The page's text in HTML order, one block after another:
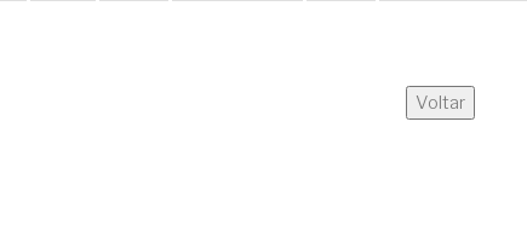
Voltar